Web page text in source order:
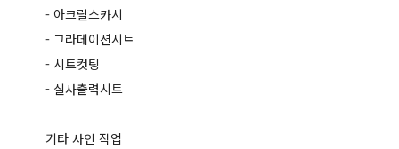
- 아크릴스카시
- 그라데이션시트
- 시트컷팅
- 실사출력시트
기타 사인 작업